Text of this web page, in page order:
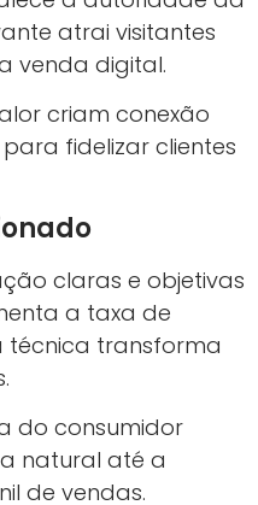
operacional
que uma turma
equipe ainda está
nomes, datas e
Atual
Atrair